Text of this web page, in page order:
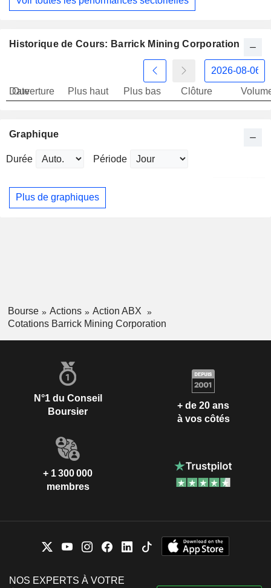
Historique de Cours: Barrick Mining Corporation
Date
Ouverture Plus haut Plus bas Clôture
Graphique
Durée Période
Plus de graphiques
Bourse Actions
Action ABX
Cotations Barrick Mining Corporation
N°1 du Conseil
Boursier
+ de 20 ans
à vos côtés
+ 1 300 000
membres
NOS EXPERTS À VOTRE